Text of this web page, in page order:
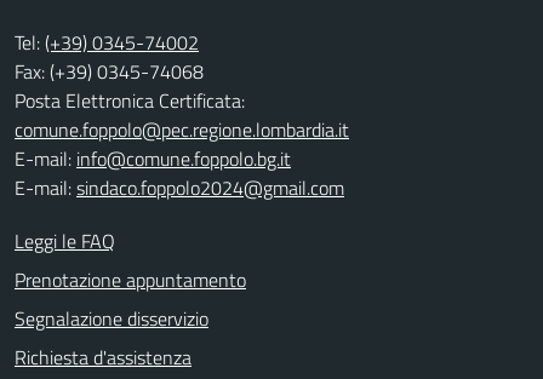
Tel:(+39) 0345-74002
Fax: (+39) 0345-74068
Posta Elettronica Certificata:
comune.foppolo@pec.regione.lombardia.it
E-mail: info@comune.foppolo.bg.it
E-mail:sindaco.foppolo2024@gmail.com
Leggi le FAQ
Prenotazione appuntamento
Segnalazione disservizio
Richiesta d'assistenza